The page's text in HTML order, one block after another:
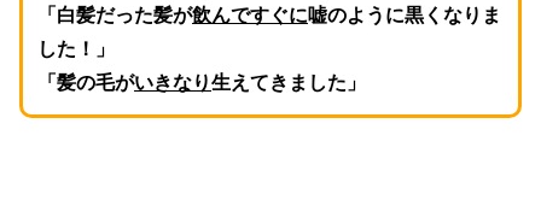
「白髪だった髪が飲んですぐに嘘のように黒くなりま
した！」
「髪の毛がいきなり生えてきました」